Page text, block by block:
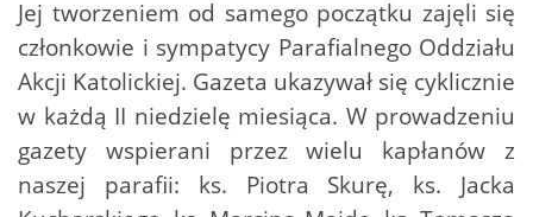
Jej tworzeniem od samego początku zajęli się
członkowie i sympatycy Parafialnego Oddziału
Akcji Katolickiej. Gazeta ukazywał się cyklicznie
w każdą II niedzielę miesiąca. W prowadzeniu
gazety wspierani przez wielu kapłanów z
naszej parafii: ks. Piotra Skurę, ks. Jacka